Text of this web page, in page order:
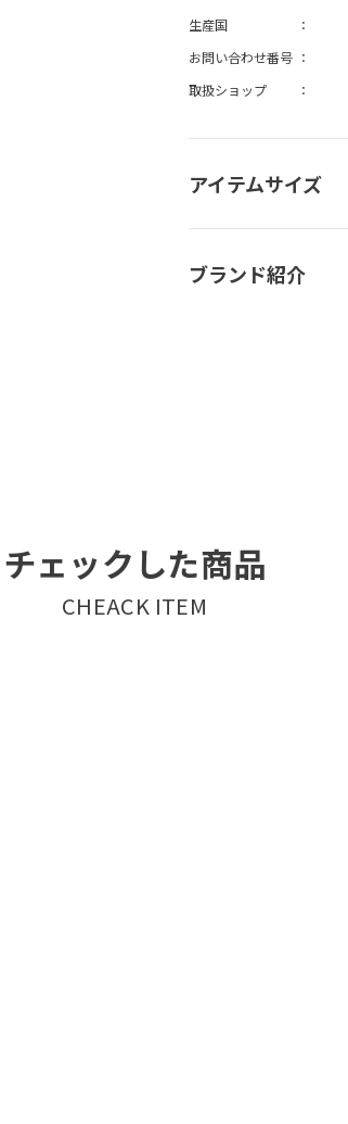
生産国
お問い合わせ番号
取扱ショップ
アイテムサイズ
ブランド紹介
チェックした商品